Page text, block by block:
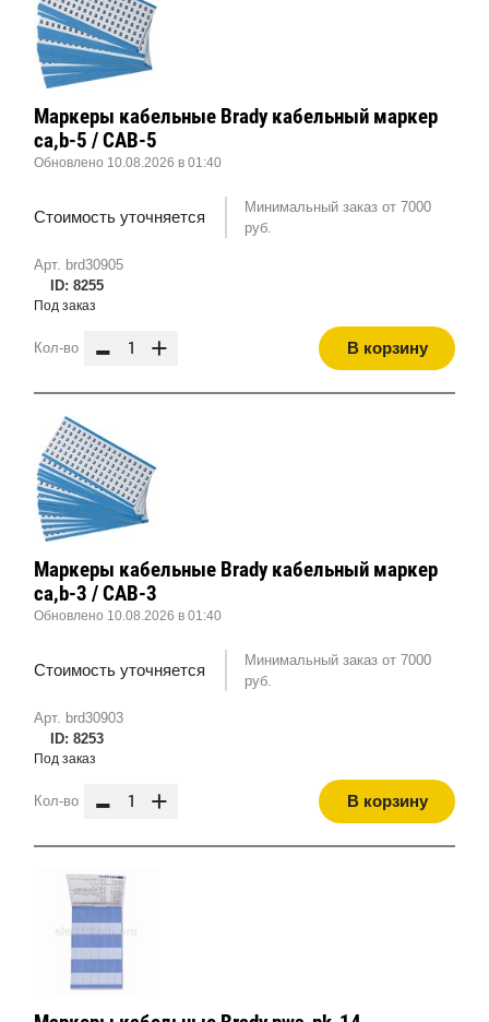
Арт. brd30905
ID: 8255
Маркеры кабельные Brady кабельный маркер
ca,b-5 / CAB-5
Обновлено 10.08.2026 в 01:40
Стоимость уточняется
Минимальный заказ от 7000
руб.
Под заказ
Кол-во - + В корзину
Арт. brd30903
ID: 8253
Маркеры кабельные Brady кабельный маркер
ca,b-3 / CAB-3
Обновлено 10.08.2026 в 01:40
Стоимость уточняется
Минимальный заказ от 7000
руб.
Под заказ
Кол-во - + В корзину